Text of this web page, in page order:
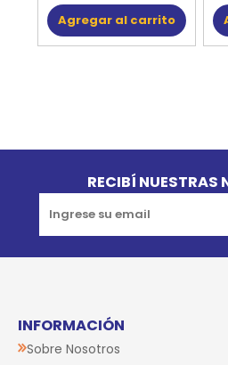
Agregar al carrito
RECIBÍ NUESTRAS
INFORMACIÓN
Sobre Nosotros